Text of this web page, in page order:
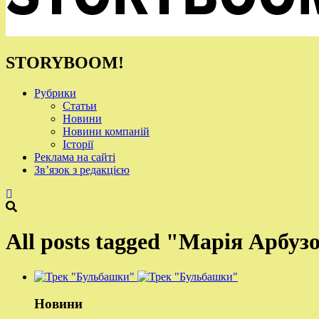
STORYBOOM!
Рубрики
Статьи
Новини
Новини компаній
Історії
Реклама на сайті
Зв’язок з редакцією
All posts tagged "Марія
Новини